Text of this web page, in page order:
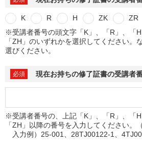
K R H ZK ZR
※受講者番号の頭文字「K」、「R」、「H
「ZH」のいずれかを選択してください。
選びください。
現在お持ちの修了証書の受講者
※受講者番号の、上記「K」、「R」、「H
「ZH」以降の番号を入力してください。
入力例）25-001、28TJ00122-1、